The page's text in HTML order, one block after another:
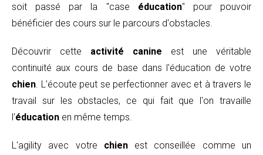
soit passé par la "case éducation" pour pouvoir
bénéficier des cours sur le parcours d'obstacles.
Découvrir cette activité canine est une véritable
continuité aux cours de base dans l'éducation de votre
chien . L'écoute peut se perfectionner avec et à travers le
travail sur les obstacles, ce qui fait que l'on travaille
l'éducation en même temps.
L'agility avec votre chienest conseillée comme un